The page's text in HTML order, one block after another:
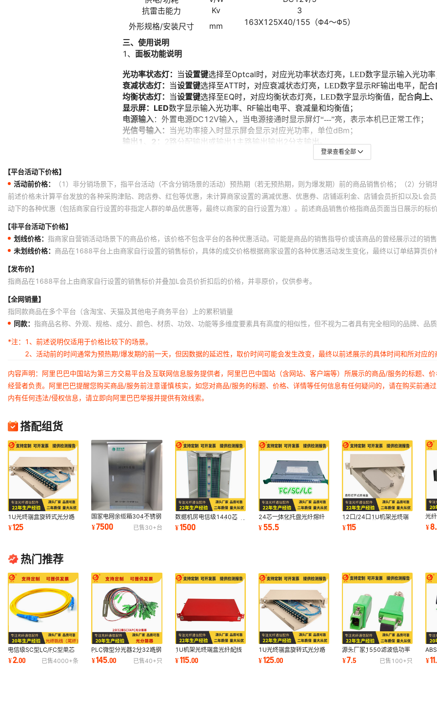
登录查看全部
【平台活动下价格】
活动前价格：
（1）非分销场景下，指平台活动（不含分销场景的活动）预热期（若无预热期，则为爆发期）前的商品销售价格；（2）分
前述价格未计算平台发放的各种采购津贴、跨店券、红包等优惠，未计算商家设置的满减优惠、优惠券、店铺返利金、店铺会员折扣以及L会
动下的各种优惠（包括商家自行设置的非指定人群的单品优惠等，最终以商家的自行设置为准）。前述商品销售价格指商品页面当日展示的
【非平台活动下价格】
划线价格： 指商家自营销活动场景下的商品价格，该价格不包含平台的各种优惠活动。可能是商品的销售指导价或该商品的曾经展示过的销
未划线价格： 商品在1688平台上由商家自行设置的销售标价，具体的成交价格根据商家设置的各种优惠活动发生变化，最终以订单结算页价
【发布价】
指商品在1688平台上由商家自行设置的销售标价并叠加L会员价折扣后的价格，并非原价，仅供参考。
【全网销量】
指同款商品在多个平台（含淘宝、天猫及其他电子商务平台）上的累积销量
同款： 指商品名称、外观、规格、成分、颜色、材质、功效、功能等多维度要素具有高度的相似性，但不视为二者具有完全相同的品牌、品
*注：
1、前述说明仅适用于价格比较下的场景。
2、活动前的时间通常为预热期/爆发期的前一天，但因数据的延迟性，取价时间可能会发生改变，最终以前述展示的具体时间和所对应的
内容声明：阿里巴巴中国站为第三方交易平台及互联网信息服务提供者，阿里巴巴中国站（含网站、客户端等）所展示的商品/服务的标题、
经营者负责。阿里巴巴提醒您购买商品/服务前注意谨慎核实，如您对商品/服务的标题、价格、详情等任何信息有任何疑问的，请在购买前通
内有任何违法/侵权信息，请立即向阿里巴巴举报并提供有效线索。
搭配组货
1U光终端盒旋转式光分路
器机架插片式IP55防护光
缆光纤防水
¥125
国家电网余缆箱304不锈钢
光缆余缆箱OPGW光终端箱
光电综合配线箱
¥7500 已售30+台
数据机房电信级1440芯
720芯576芯ODF光纤配线
架光纤柜
¥1500
24芯一体化托盘光纤熔纤
盘ODF配线架光纤托盘24
芯满配
¥55.5
12口/24口1U机架光终端
盒12芯/24芯F光纤配线架
高密度光缆盒式
¥115
光
口
终
¥
热门推荐
电信级SC型LC/FC型单芯
单模室内光纤跳线机房数据
线电信级品质
¥2.00 已售4000+条
PLC微型分光器2分32路钢
管式单模尾纤光分路器2路
输入分光器
¥145.00 已售40+ 只
1U机架光终端盒光纤配线
架ODF扇形机架式光分路器
插片式光缆盒式
¥115.00
1U光终端盒旋转式光分路
器机架插片式IP55防护光
缆光纤防水
¥125.00
源头厂家1550滤波低功率
接收机带隔离FTTH光无源
货源批发光纤千兆
¥7.5 已售 100+ 只
16
路
¥11.